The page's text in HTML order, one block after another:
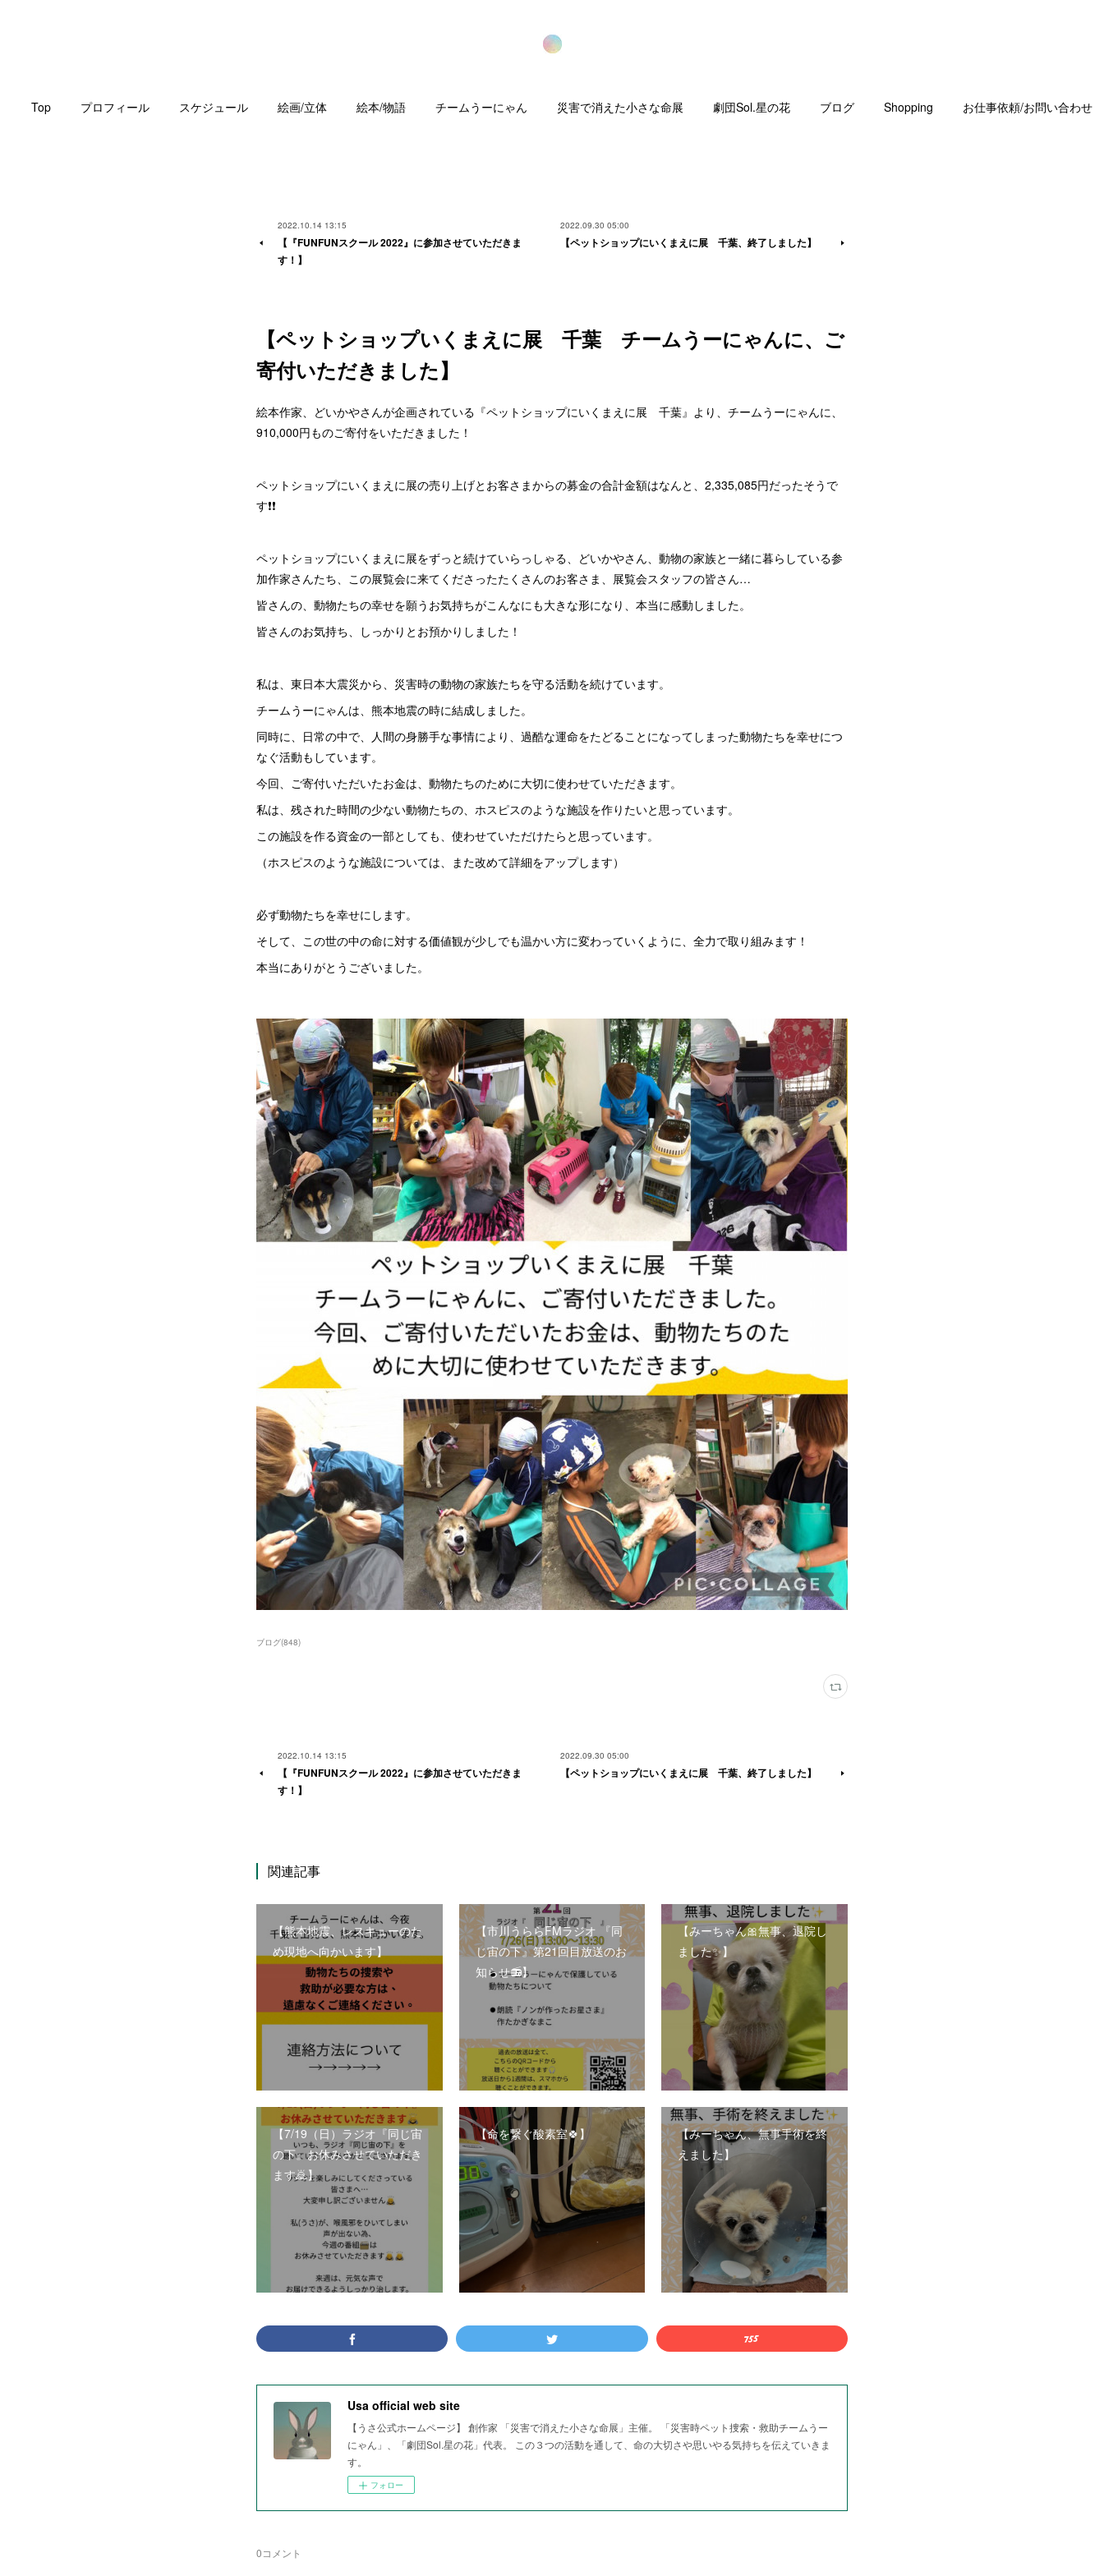
Top プロフィール スケジュール 絵画/立体 絵本/物語 チームうーにゃん 災害で消えた小さな命展 劇団Sol.星の花 ブログ Shopping お仕事依頼/お問い合わせ
2022.10.14 13:15
【『FUNFUNスクール 2022』に参加させていただきま
す！】
2022.09.30 05:00
【ペットショップにいくまえに展 千葉、終了しました】
【ペットショップいくまえに展 千葉 チームうーにゃんに、ご
寄付いただきました】
絵本作家、どいかやさんが企画されている『ペットショップにいくまえに展 千葉』より、チームうーにゃんに、
910,000円ものご寄付をいただきました！
ペットショップにいくまえに展の売り上げとお客さまからの募金の合計金額はなんと、2,335,085円だったそうで
す❗️❗️
ペットショップにいくまえに展をずっと続けていらっしゃる、どいかやさん、動物の家族と一緒に暮らしている参
加作家さんたち、この展覧会に来てくださったたくさんのお客さま、展覧会スタッフの皆さん…
皆さんの、動物たちの幸せを願うお気持ちがこんなにも大きな形になり、本当に感動しました。
皆さんのお気持ち、しっかりとお預かりしました！
私は、東日本大震災から、災害時の動物の家族たちを守る活動を続けています。
チームうーにゃんは、熊本地震の時に結成しました。
同時に、日常の中で、人間の身勝手な事情により、過酷な運命をたどることになってしまった動物たちを幸せにつ
なぐ活動もしています。
今回、ご寄付いただいたお金は、動物たちのために大切に使わせていただきます。
私は、残された時間の少ない動物たちの、ホスピスのような施設を作りたいと思っています。
この施設を作る資金の一部としても、使わせていただけたらと思っています。
（ホスピスのような施設については、また改めて詳細をアップします）
必ず動物たちを幸せにします。
そして、この世の中の命に対する価値観が少しでも温かい方に変わっていくように、全力で取り組みます！
本当にありがとうございました。
ブログ(848)
2022.10.14 13:15
【『FUNFUNスクール 2022』に参加させていただきま
す！】
2022.09.30 05:00
【ペットショップにいくまえに展 千葉、終了しました】
関連記事
【熊本地震、レスキューのた
め現地へ向かいます】
【市川うららFMラジオ 『同
じ宙の下』第21回目放送のお
知らせ📻】
【みーちゃん🎀無事、退院し
ました✨】
【7/19（日）ラジオ『同じ宙
の下』お休みさせていただき
ます🙇】
【命を繋ぐ酸素室🍀】
【みーちゃん、無事手術を終
えました】
Usa official web site
【うさ公式ホームページ】 創作家 「災害で消えた小さな命展」主催。 「災害時ペット捜索・救助チームうー
にゃん」、「劇団Sol.星の花」代表。 この３つの活動を通して、命の大切さや思いやる気持ちを伝えていきま
す。
フォロー
0コメント